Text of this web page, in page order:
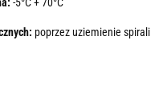
-5°C + 70°C
poprzez uziemienie spirali